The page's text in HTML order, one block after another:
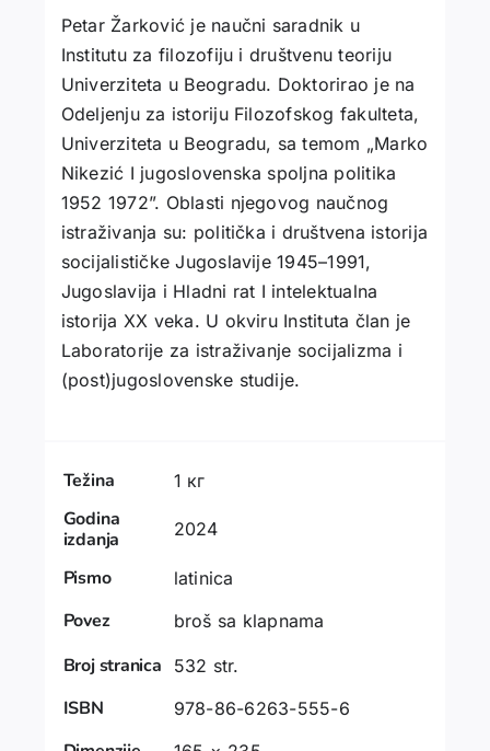
Petar Žarković je naučni saradnik u
Institutu za filozofiju i društvenu teoriju
Univerziteta u Beogradu. Doktorirao je na
Odeljenju za istoriju Filozofskog fakulteta,
Univerziteta u Beogradu, sa temom „Marko
Nikezić I jugoslovenska spoljna politika
1952 1972”. Oblasti njegovog naučnog
istraživanja su: politička i društvena istorija
socijalističke Jugoslavije 1945–1991,
Jugoslavija i Hladni rat I intelektualna
istorija XX veka. U okviru Instituta član je
Laboratorije za istraživanje socijalizma i
(post)jugoslovenske studije.
Težina 1 кг
Godina
izdanja
2024
Pismo latinica
Povez broš sa klapnama
Broj stranica 532 str.
ISBN 978-86-6263-555-6